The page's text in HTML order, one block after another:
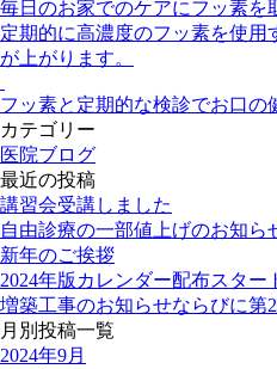
毎日のお家でのケアにフッ素を
定期的に高濃度のフッ素を使
が上がります。
フッ素と定期的な検診でお口の
カテゴリー
医院ブログ
最近の投稿
講習会受講しました
自由診療の一部値上げのお知ら
新年のご挨拶
2024年版カレンダー配布スター
増築工事のお知らせならびに第
月別投稿一覧
2024年9月